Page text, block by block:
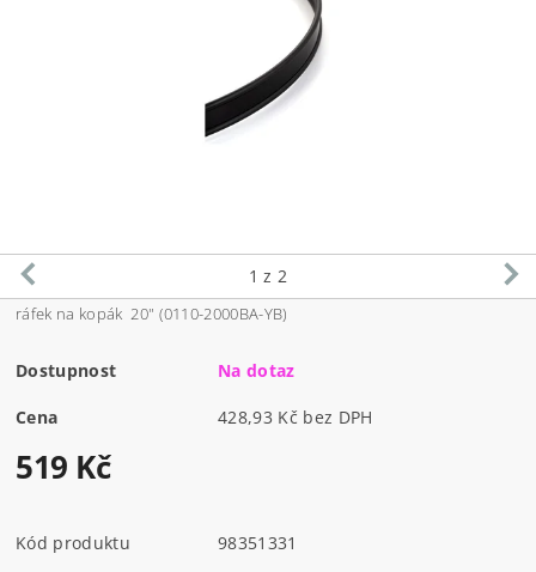
1 z 2
ráfek na kopák 20" (0110-2000BA-YB)
Dostupnost Na dotaz
Cena 428,93 Kč bez DPH
519 Kč
Kód produktu
98351331